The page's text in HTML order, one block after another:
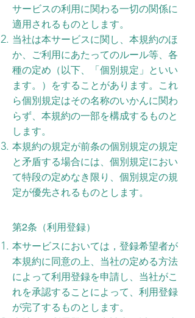
サービスの利用に関わる一切の関係に
適用されるものとします。
当社は本サービスに関し、本規約のほ
か、ご利用にあたってのルール等、各
種の定め（以下、「個別規定」といい
ます。）をすることがあります。これ
ら個別規定はその名称のいかんに関わ
らず、本規約の一部を構成するものと
します。
本規約の規定が前条の個別規定の規定
と矛盾する場合には、個別規定におい
て特段の定めなき限り、個別規定の規
定が優先されるものとします。
第2条（利用登録）
本サービスにおいては，登録希望者が
本規約に同意の上、当社の定める方法
によって利用登録を申請し、当社がこ
れを承認することによって、利用登録
が完了するものとします。